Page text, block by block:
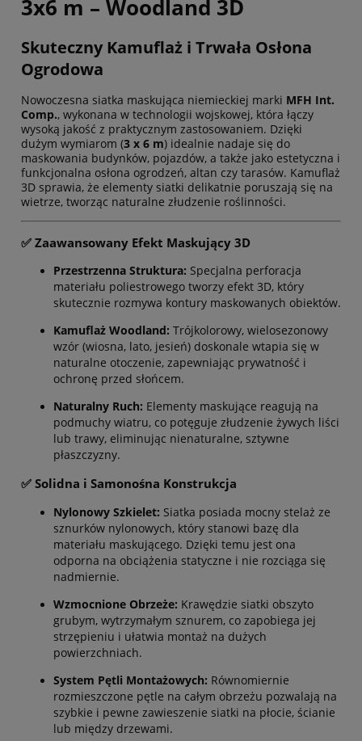
3x6 m – Woodland 3D
Skuteczny Kamuflaż i Trwała Osłona
Ogrodowa
Nowoczesna siatka maskująca niemieckiej marki MFH Int.
Comp., wykonana w technologii wojskowej, która łączy
wysoką jakość z praktycznym zastosowaniem. Dzięki
dużym wymiarom (3 x 6 m) idealnie nadaje się do
maskowania budynków, pojazdów, a także jako estetyczna i
funkcjonalna osłona ogrodzeń, altan czy tarasów. Kamuflaż
3D sprawia, że elementy siatki delikatnie poruszają się na
wietrze, tworząc naturalne złudzenie roślinności.
✅ Zaawansowany Efekt Maskujący 3D
Przestrzenna Struktura: Specjalna perforacja
materiału poliestrowego tworzy efekt 3D, który
skutecznie rozmywa kontury maskowanych obiektów.
Kamuflaż Woodland: Trójkolorowy, wielosezonowy
wzór (wiosna, lato, jesień) doskonale wtapia się w
naturalne otoczenie, zapewniając prywatność i
ochronę przed słońcem.
Naturalny Ruch: Elementy maskujące reagują na
podmuchy wiatru, co potęguje złudzenie żywych liści
lub trawy, eliminując nienaturalne, sztywne
płaszczyzny.
✅ Solidna i Samonośna Konstrukcja
Nylonowy Szkielet: Siatka posiada mocny stelaż ze
sznurków nylonowych, który stanowi bazę dla
materiału maskującego. Dzięki temu jest ona
odporna na obciążenia statyczne i nie rozciąga się
nadmiernie.
Wzmocnione Obrzeże: Krawędzie siatki obszyto
grubym, wytrzymałym sznurem, co zapobiega jej
strzępieniu i ułatwia montaż na dużych
powierzchniach.
System Pętli Montażowych: Równomiernie
rozmieszczone pętle na całym obrzeżu pozwalają na
szybkie i pewne zawieszenie siatki na płocie, ścianie
lub między drzewami.